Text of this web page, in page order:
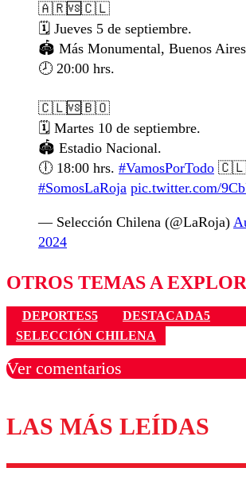
🇦🇷🆚🇨🇱
🗓️ Jueves 5 de septiembre.
🏟️ Más Monumental, Buenos
🕗 20:00 hrs.
🇨🇱🆚🇧🇴
🗓️ Martes 10 de septiembre.
🏟️ Estadio Nacional.
🕕 18:00 hrs. #VamosPorTodo 🇨🇱
#SomosLaRoja pic.twitter.com/
— Selección Chilena (@LaRoja)
2024
OTROS TEMAS A
DEPORTES5 DESTACADA5
SELECCIÓN CHILENA
Ver comentarios
Los comentarios son moderados para
diálogo respetuoso.
LAS MÁS LEÍDAS